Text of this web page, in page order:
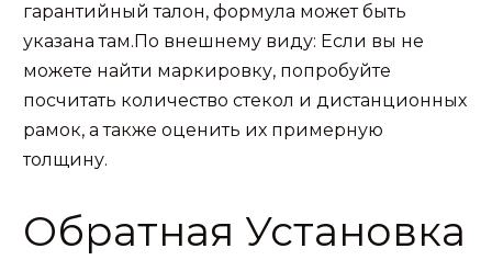
гарантийный талон, формула может быть
указана там.По внешнему виду: Если вы не
можете найти маркировку, попробуйте
посчитать количество стекол и дистанционных
рамок, а также оценить их примерную
толщину.
Обратная Установка